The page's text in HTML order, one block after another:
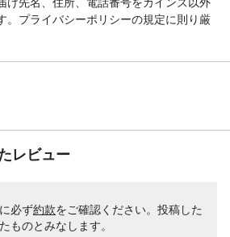
。プライバシーポリシーの規定に則り厳
レビュー
必ず約款をご確認ください。投稿した
ものとみなします。